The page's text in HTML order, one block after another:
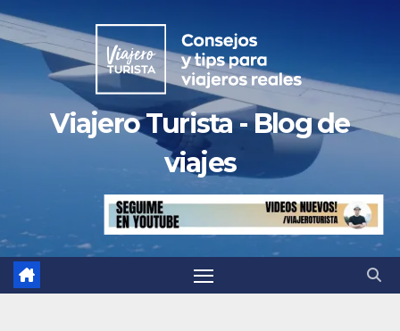
Saltar
al
contenido
Viajero Turista - Blog de
viajes